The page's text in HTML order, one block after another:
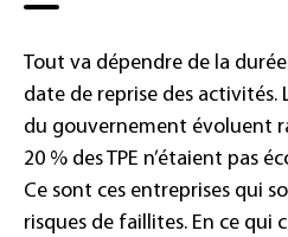
Tout va dépendre de la
date de reprise des activités.
du gouvernement évoluent
20 % des TPE n’étaient pas
Ce sont ces entreprises qui
risques de faillites. En ce qui